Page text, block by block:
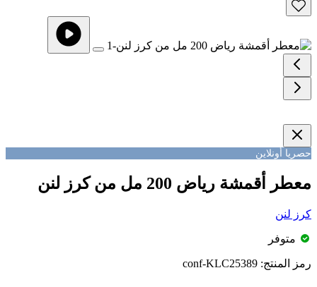
حصريا أونلاين
معطر أقمشة رياض 200 مل من كرز لنن
كرز لنن
متوفر
رمز المنتج: conf-KLC25389